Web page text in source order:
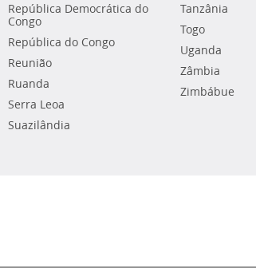
República Democrática do
Congo
República do Congo
Reunião
Ruanda
Serra Leoa
Suazilândia
Tanzânia
Togo
Uganda
Zâmbia
Zimbábue